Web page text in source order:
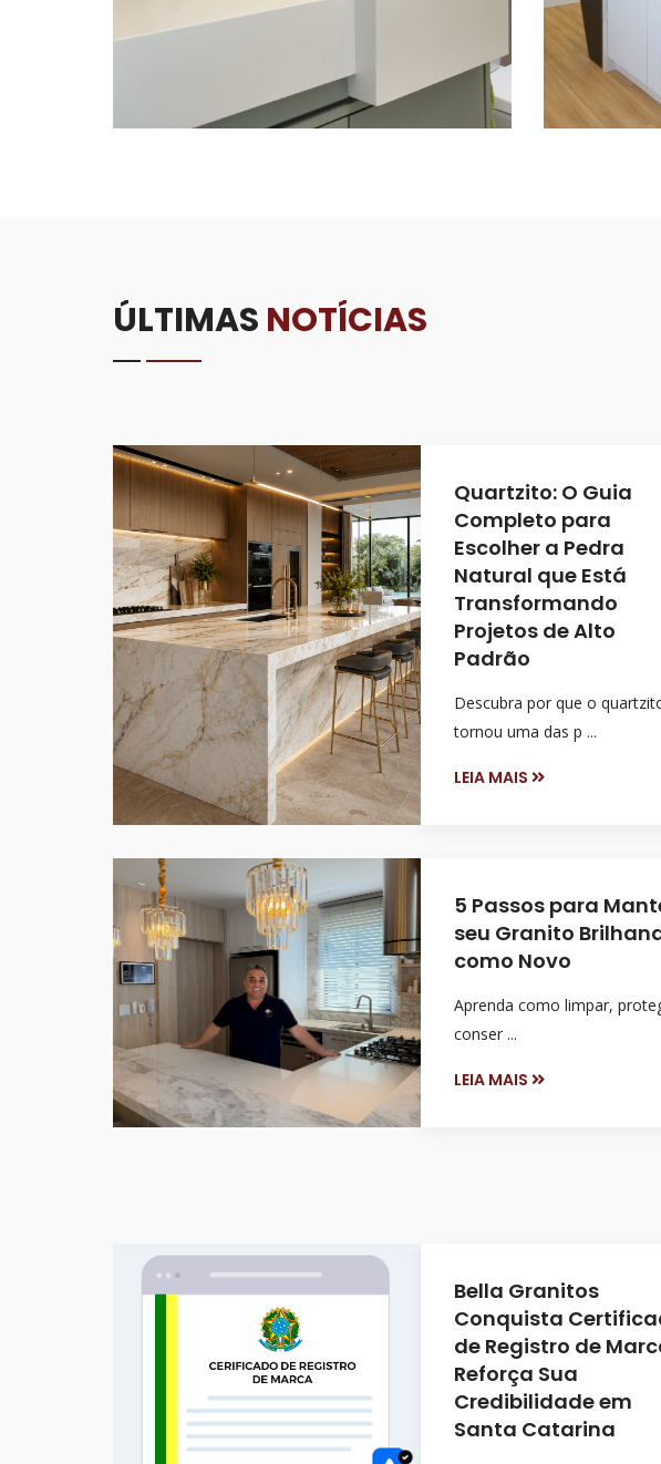
ÚLTIMAS NOTÍCIAS
Quartzito: O Guia
Completo para
Escolher a Pedra
Natural que Está
Transformando
Projetos de Alto
Padrão
Descubra por que o
tornou uma das p ...
LEIA MAIS
5 Passos para
seu Granito
como Novo
Aprenda como limpar,
conser ...
LEIA MAIS
Bella Granitos
Conquista
de Registro de
Reforça Sua
Credibilidade em
Santa Catarina